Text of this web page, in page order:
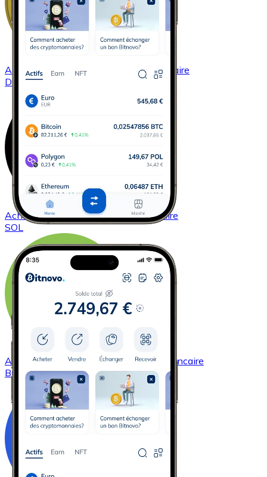
Acheter Dogecoinavec virement bancaire
DOGE
AcheterSolanaavec virement bancaire
SOL
AcheterBitcoin Cash avec virement bancaire
BCH